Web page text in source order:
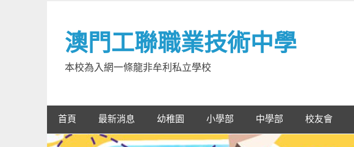
content澳門工聯職業技術中學
本校為入網一條龍非牟利私立學校
首頁 最新消息 幼稚園 小學部 中學部 校友會